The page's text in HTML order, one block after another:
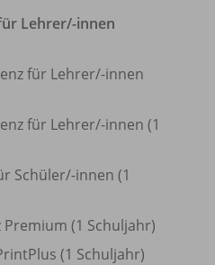
Lehrer/-innen
für Lehrer/-innen
für Lehrer/-innen (1
Schüler/-innen (1
Premium (1 Schuljahr)
(1 Schuljahr)